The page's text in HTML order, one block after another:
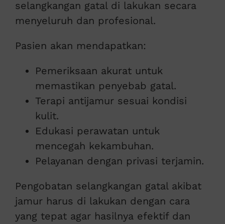
selangkangan gatal di lakukan secara
menyeluruh dan profesional.
Pasien akan mendapatkan:
Pemeriksaan akurat untuk
memastikan penyebab gatal.
Terapi antijamur sesuai kondisi
kulit.
Edukasi perawatan untuk
mencegah kekambuhan.
Pelayanan dengan privasi terjamin.
Pengobatan selangkangan gatal akibat
jamur harus di lakukan dengan cara
yang tepat agar hasilnya efektif dan